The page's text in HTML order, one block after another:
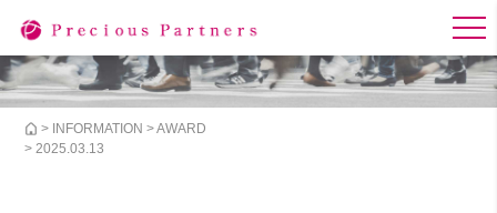
> INFORMATION >AWARD
> 2025.03.13